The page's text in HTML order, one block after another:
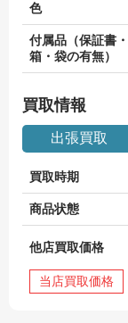
色
付属品（保証書・
箱・袋の有無）
買取情報
出張買取
買取時期
商品状態
他店買取価格
当店買取価格